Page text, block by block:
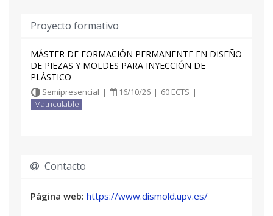
Proyecto formativo
MÁSTER DE FORMACIÓN PERMANENTE EN DISEÑO
DE PIEZAS Y MOLDES PARA INYECCIÓN DE
PLÁSTICO
Semipresencial | 16/10/26 | 60 ECTS |
Matriculable
Contacto
Página web: https://www.dismold.upv.es/